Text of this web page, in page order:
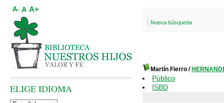
Nueva búsqueda
Martín Fierro /
Público
ISBD
A- A A+
ELIGE IDIOMA